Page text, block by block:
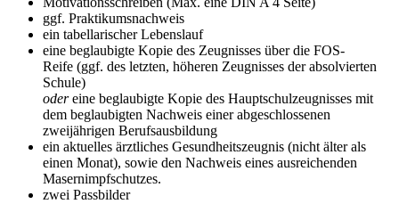
ggf. Praktikumsnachweis
ein tabellarischer Lebenslauf
eine beglaubigte Kopie des Zeugnisses über die FOS-
Reife (ggf. des letzten, höheren Zeugnisses der absolvierten
Schule)
odereine beglaubigte Kopie des Hauptschulzeugnisses mit
dem beglaubigten Nachweis einer abgeschlossenen
zweijährigen Berufsausbildung
ein aktuelles ärztliches Gesundheitszeugnis (nicht älter als
einen Monat), sowie den Nachweis eines ausreichenden
Masernimpfschutzes.
zwei Passbilder